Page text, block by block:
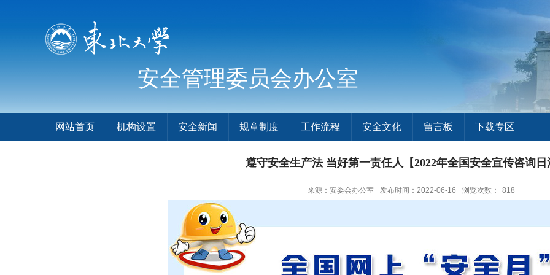
安全管理委员会办公室
网站首页 机构设置 安全新闻 规章制度 工作流程 安全文化 留言板 下载专区
遵守安全生产法 当好第一责任人【2022年全国安全宣传咨询日
来源：安委会办公室 发布时间：2022-06-16 浏览次数： 818